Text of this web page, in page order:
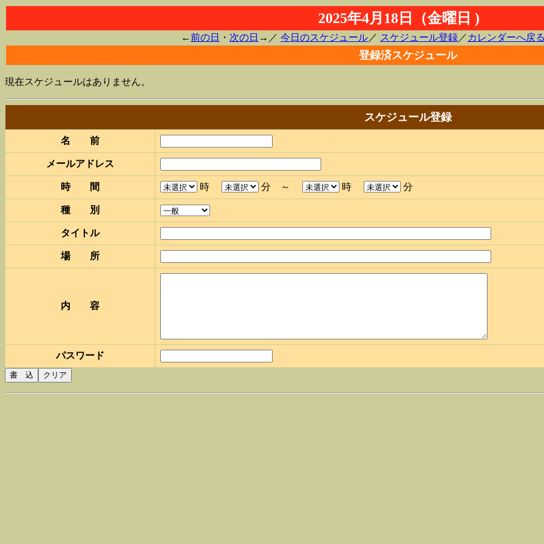
2025年4月18日（金曜日 )
←前の日 ・ 次の日 →／ 今日のスケジュール ／ スケジュール登録 ／ カレンダーへ戻る
登録済スケジュール
現在スケジュールはありません。
スケジュール登録
名 前
メールアドレス
時 間 時 分 ～ 時 分
種 別
タイトル
場 所
内 容
パスワード